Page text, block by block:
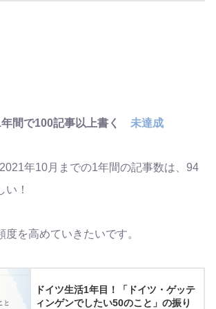
間で100記事以上書く 未達成
年10月までの1年間の記事数は、94
い！
度を高めていきたいです。
ドイツ生活1年目！「ドイツ・ゲッテ
ィンゲンでしたい50のこと」の振り